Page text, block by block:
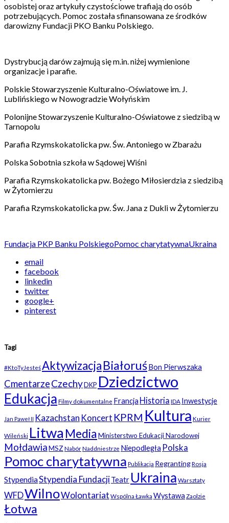
osobistej oraz artykuły czystościowe trafiają do osób
potrzebujących. Pomoc została sfinansowana ze środków
darowizny Fundacji PKO Banku Polskiego.
Dystrybucją darów zajmują się m.in. niżej wymienione
organizacje i parafie.
Polskie Stowarzyszenie Kulturalno-Oświatowe im. J.
Lublińskiego w Nowogradzie Wołyńskim
Polonijne Stowarzyszenie Kulturalno-Oświatowe z siedzibą w
Tarnopolu
Parafia Rzymskokatolicka pw. Św. Antoniego w Zbarażu
Polska Sobotnia szkoła w Sądowej Wiśni
Parafia Rzymskokatolicka pw. Bożego Miłosierdzia z siedzibą
w Żytomierzu
Parafia Rzymskokatolicka pw. Św. Jana z Dukli w Żytomierzu
Fundacja PKP Banku PolskiegoPomoc charytatywnaUkraina
email
facebook
linkedin
twitter
google+
pinterest
Tagi
#KtoTyJesteśAktywizacjaBiałoruśBon Pierwszaka
CmentarzeCzechyDKP Dziedzictwo
Edukacja Filmy dokumentalne Francja Historia IDA Inwestycje
Jan Paweł II Kazachstan Koncert KPRM Kultura Kurier
Wileński Litwa MediaMinisterstwo Edukacji Narodowej
MołdawiaMSZ NabórNaddniestrze Niepodległa Polska
Pomoc charytatywna Publikacja RegrantingRosja
StypendiaStypendia FundacjiTeatr Ukraina Warsztaty
WFDWilnoWolontariat Wspólna Ławka Wystawa Zaolzie
Łotwa